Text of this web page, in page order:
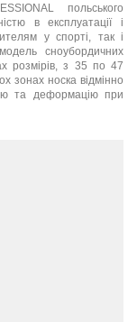
польського
в експлуатації і
у спорті, так і
сноубордичних
розмірів, з 35 по 47
зонах носка відмінно
та деформацію при